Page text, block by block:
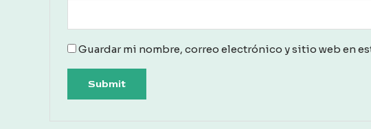
Guardar mi nombre, correo electrónico y sitio web en